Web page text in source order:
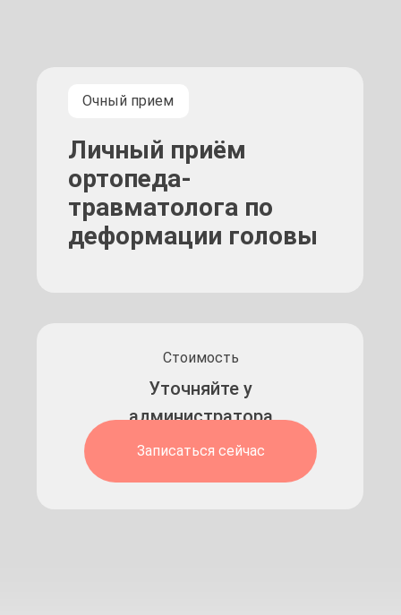
Личный приём
ортопеда-
травматолога по
деформации головы
Уточняйте у
администратора
Стоимость
Записаться сейчас
Очный прием